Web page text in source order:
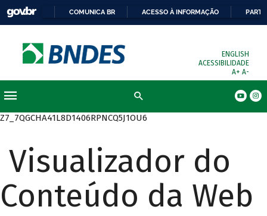
COMUNICA BR ACESSO À INFORMAÇÃO
ENGLISH
ACESSIBILIDADE
A+ A-
Z7_7QGCHA41L8D1406RPNCQ5J1OU6
Visualizador do
Conteúdo da Web